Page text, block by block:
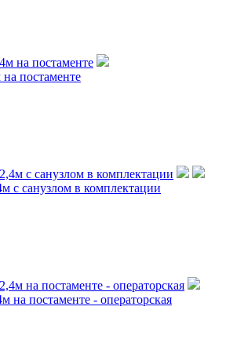
постаменте
с санузлом в комплектации
на постаменте - операторская